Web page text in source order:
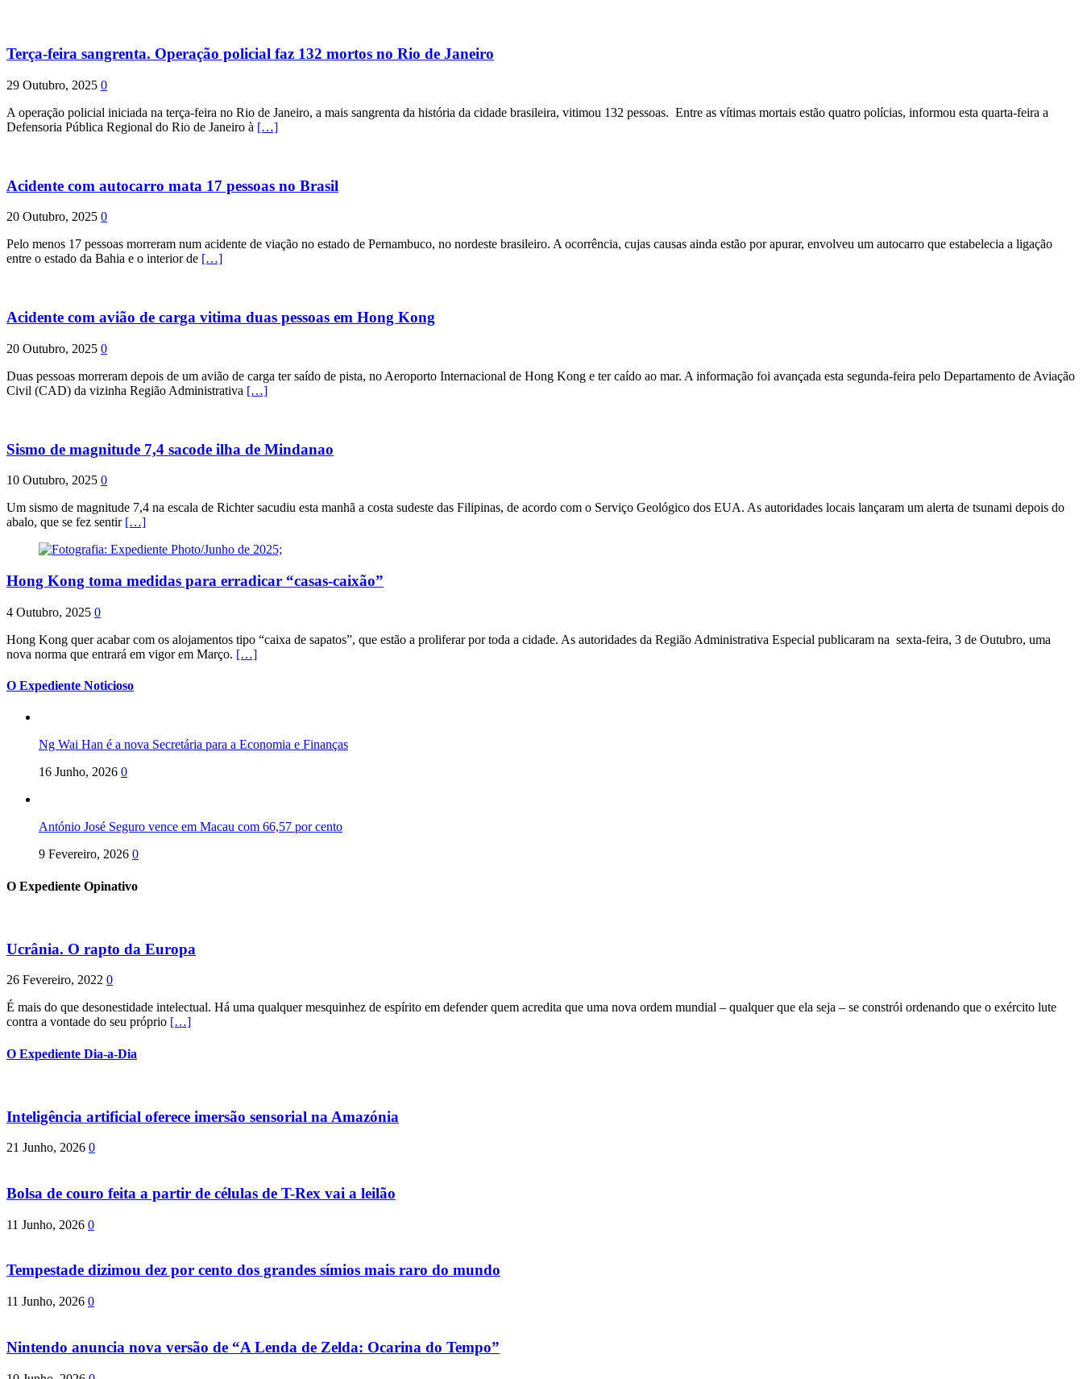
Terça-feira sangrenta. Operação policial faz 132 mortos no Rio de Janeiro
29 Outubro, 2025 0
A operação policial iniciada na terça-feira no Rio de Janeiro, a mais sangrenta da história da cidade brasileira, vitimou 132 pessoas. Entre as vítimas mortais estão quatro polícias, informou esta quarta-feira a
Defensoria Pública Regional do Rio de Janeiro à […]
Acidente com autocarro mata 17 pessoas no Brasil
20 Outubro, 2025 0
Pelo menos 17 pessoas morreram num acidente de viação no estado de Pernambuco, no nordeste brasileiro. A ocorrência, cujas causas ainda estão por apurar, envolveu um autocarro que estabelecia a ligação
entre o estado da Bahia e o interior de […]
Acidente com avião de carga vitima duas pessoas em Hong Kong
20 Outubro, 2025 0
Duas pessoas morreram depois de um avião de carga ter saído de pista, no Aeroporto Internacional de Hong Kong e ter caído ao mar. A informação foi avançada esta segunda-feira pelo Departamento de Aviação
Civil (CAD) da vizinha Região Administrativa […]
Sismo de magnitude 7,4 sacode ilha de Mindanao
10 Outubro, 2025 0
Um sismo de magnitude 7,4 na escala de Richter sacudiu esta manhã a costa sudeste das Filipinas, de acordo com o Serviço Geológico dos EUA. As autoridades locais lançaram um alerta de tsunami depois do
abalo, que se fez sentir […]
Hong Kong toma medidas para erradicar “casas-caixão”
4 Outubro, 2025 0
Hong Kong quer acabar com os alojamentos tipo “caixa de sapatos”, que estão a proliferar por toda a cidade. As autoridades da Região Administrativa Especial publicaram na sexta-feira, 3 de Outubro, uma
nova norma que entrará em vigor em Março. […]
O Expediente Noticioso
Ng Wai Han é a nova Secretária para a Economia e Finanças
16 Junho, 2026 0
António José Seguro vence em Macau com 66,57 por cento
9 Fevereiro, 2026 0
O Expediente Opinativo
Ucrânia. O rapto da Europa
26 Fevereiro, 2022 0
É mais do que desonestidade intelectual. Há uma qualquer mesquinhez de espírito em defender quem acredita que uma nova ordem mundial – qualquer que ela seja – se constrói ordenando que o exército lute
contra a vontade do seu próprio […]
O Expediente Dia-a-Dia
Inteligência artificial oferece imersão sensorial na Amazónia
21 Junho, 2026 0
Bolsa de couro feita a partir de células de T-Rex vai a leilão
11 Junho, 2026 0
Tempestade dizimou dez por cento dos grandes símios mais raro do mundo
11 Junho, 2026 0
Nintendo anuncia nova versão de “A Lenda de Zelda: Ocarina do Tempo”